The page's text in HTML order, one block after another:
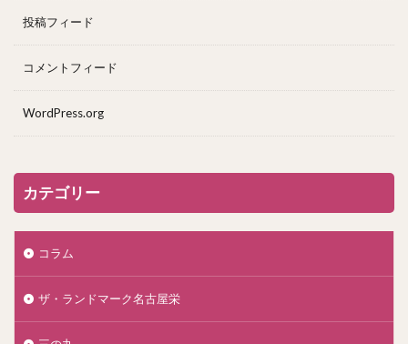
投稿フィード
コメントフィード
WordPress.org
カテゴリー
コラム
ザ・ランドマーク名古屋栄